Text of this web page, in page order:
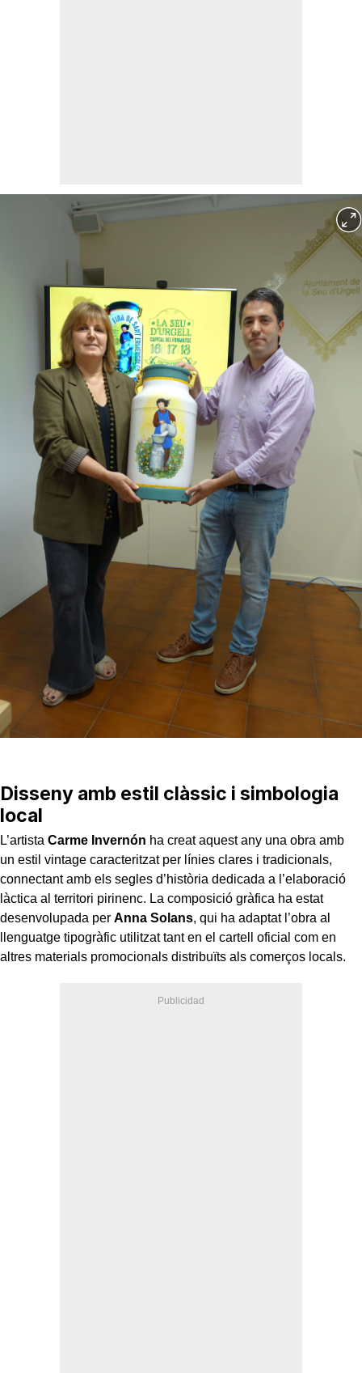
Disseny amb estil clàssic i simbologia
local
L’artista Carme Invernón ha creat aquest any una obra amb
un estil vintage caracteritzat per línies clares i tradicionals,
connectant amb els segles d’història dedicada a l’elaboració
làctica al territori pirinenc. La composició gràfica ha estat
desenvolupada per Anna Solans, qui ha adaptat l’obra al
llenguatge tipogràfic utilitzat tant en el cartell oficial com en
altres materials promocionals distribuïts als comerços locals.